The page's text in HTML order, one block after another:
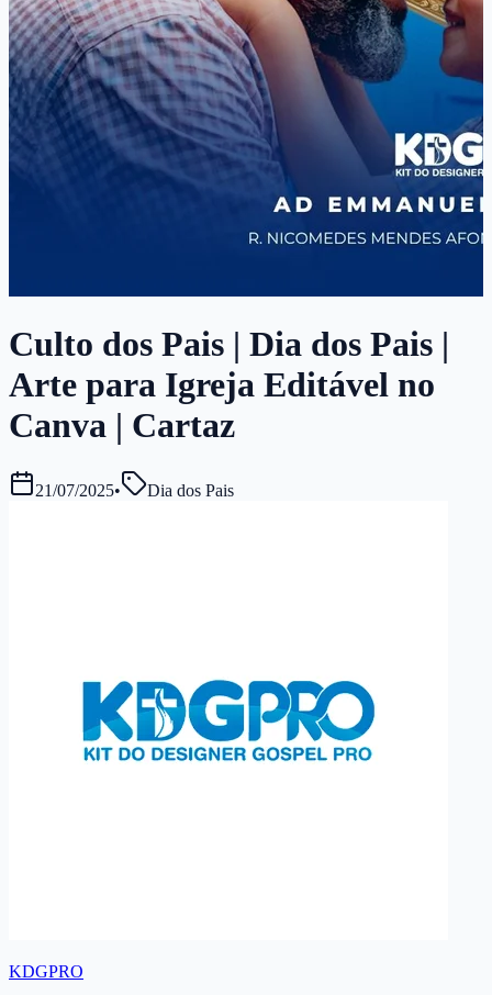
Culto dos Pais | Dia dos Pais |
Arte para Igreja Editável no
Canva | Cartaz
21/07/2025• Dia dos Pais
KDGPRO